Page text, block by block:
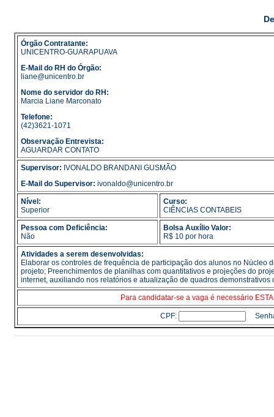
Órgão Contratante:
UNICENTRO-GUARAPUAVA
E-Mail do RH do Órgão:
liane@unicentro.br
Nome do servidor do RH:
Marcia Liane Marconato
Telefone:
(42)3621-1071
Observação Entrevista:
AGUARDAR CONTATO
Supervisor: IVONALDO BRANDANI GUSMÃO
E-Mail do Supervisor: ivonaldo@unicentro.br
Nível:
Superior
Curso:
CIÊNCIAS CONTABEIS
Pessoa com Deficiência:
Não
Bolsa Auxílio Valor:
R$ 10 por hora
Atividades a serem desenvolvidas:
Elaborar os controles de frequência de participação dos alunos no Núcleo
projeto; Preenchimentos de planilhas com quantitativos e projeções do
internet, auxiliando nos relatórios e atualização de quadros demonstrativos
Para candidatar-se a vaga é necessário
CPF: